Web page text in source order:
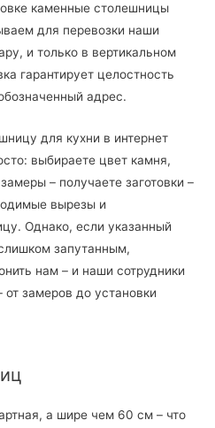
каменные столешницы
для перевозки наши
и только в вертикальном
гарантирует целостность
адрес.
для кухни в интернет
выбираете цвет камня,
– получаете заготовки –
вырезы и
Однако, если указанный
запутанным,
нам – и наши сотрудники
замеров до установки
а шире чем 60 см – что